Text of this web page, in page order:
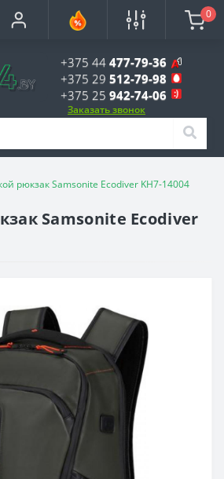
0
+375 44 477-79-36
+375 29 512-79-98
+375 25 942-74-06
Заказать звонок
рюкзак Samsonite Ecodiver KH7-14004
Samsonite Ecodiver